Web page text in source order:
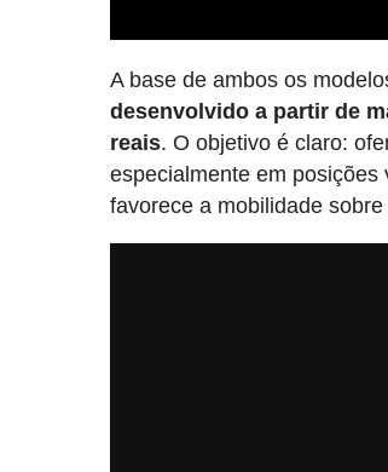
A base de ambos os
desenvolvido a partir de
reais. O objetivo é claro:
especialmente em
favorece a mobilidade